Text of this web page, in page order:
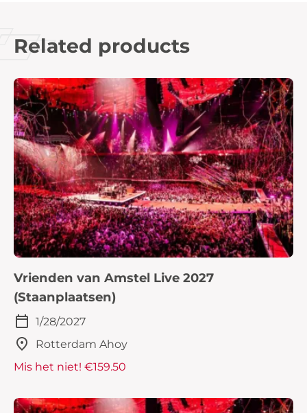
Related products
Vrienden van Amstel Live 2027
(Staanplaatsen)
1/28/2027
Rotterdam Ahoy
Mis het niet! €159.50